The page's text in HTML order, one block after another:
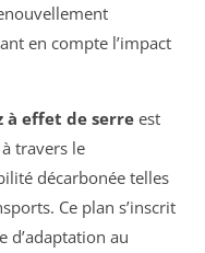
en compte l’impact
à effet de serreest
travers le
décarbonée telles
Ce plan s’inscrit
d’adaptation au